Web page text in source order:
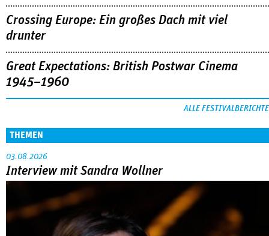
ALLE FESTIVALBERICHTE
03.08.2026
Interview mit Sandra Wollner